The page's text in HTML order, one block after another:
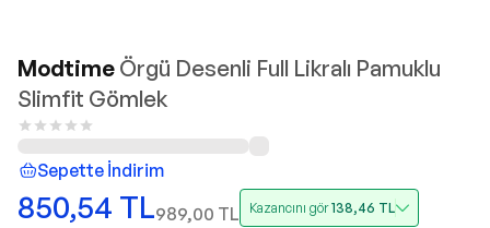
Modtime Örgü Desenli Full Likralı Pamuklu
Slimfit Gömlek
Sepette İndirim
850,54 TL989,00 TL Kazancını gör138,46 TL